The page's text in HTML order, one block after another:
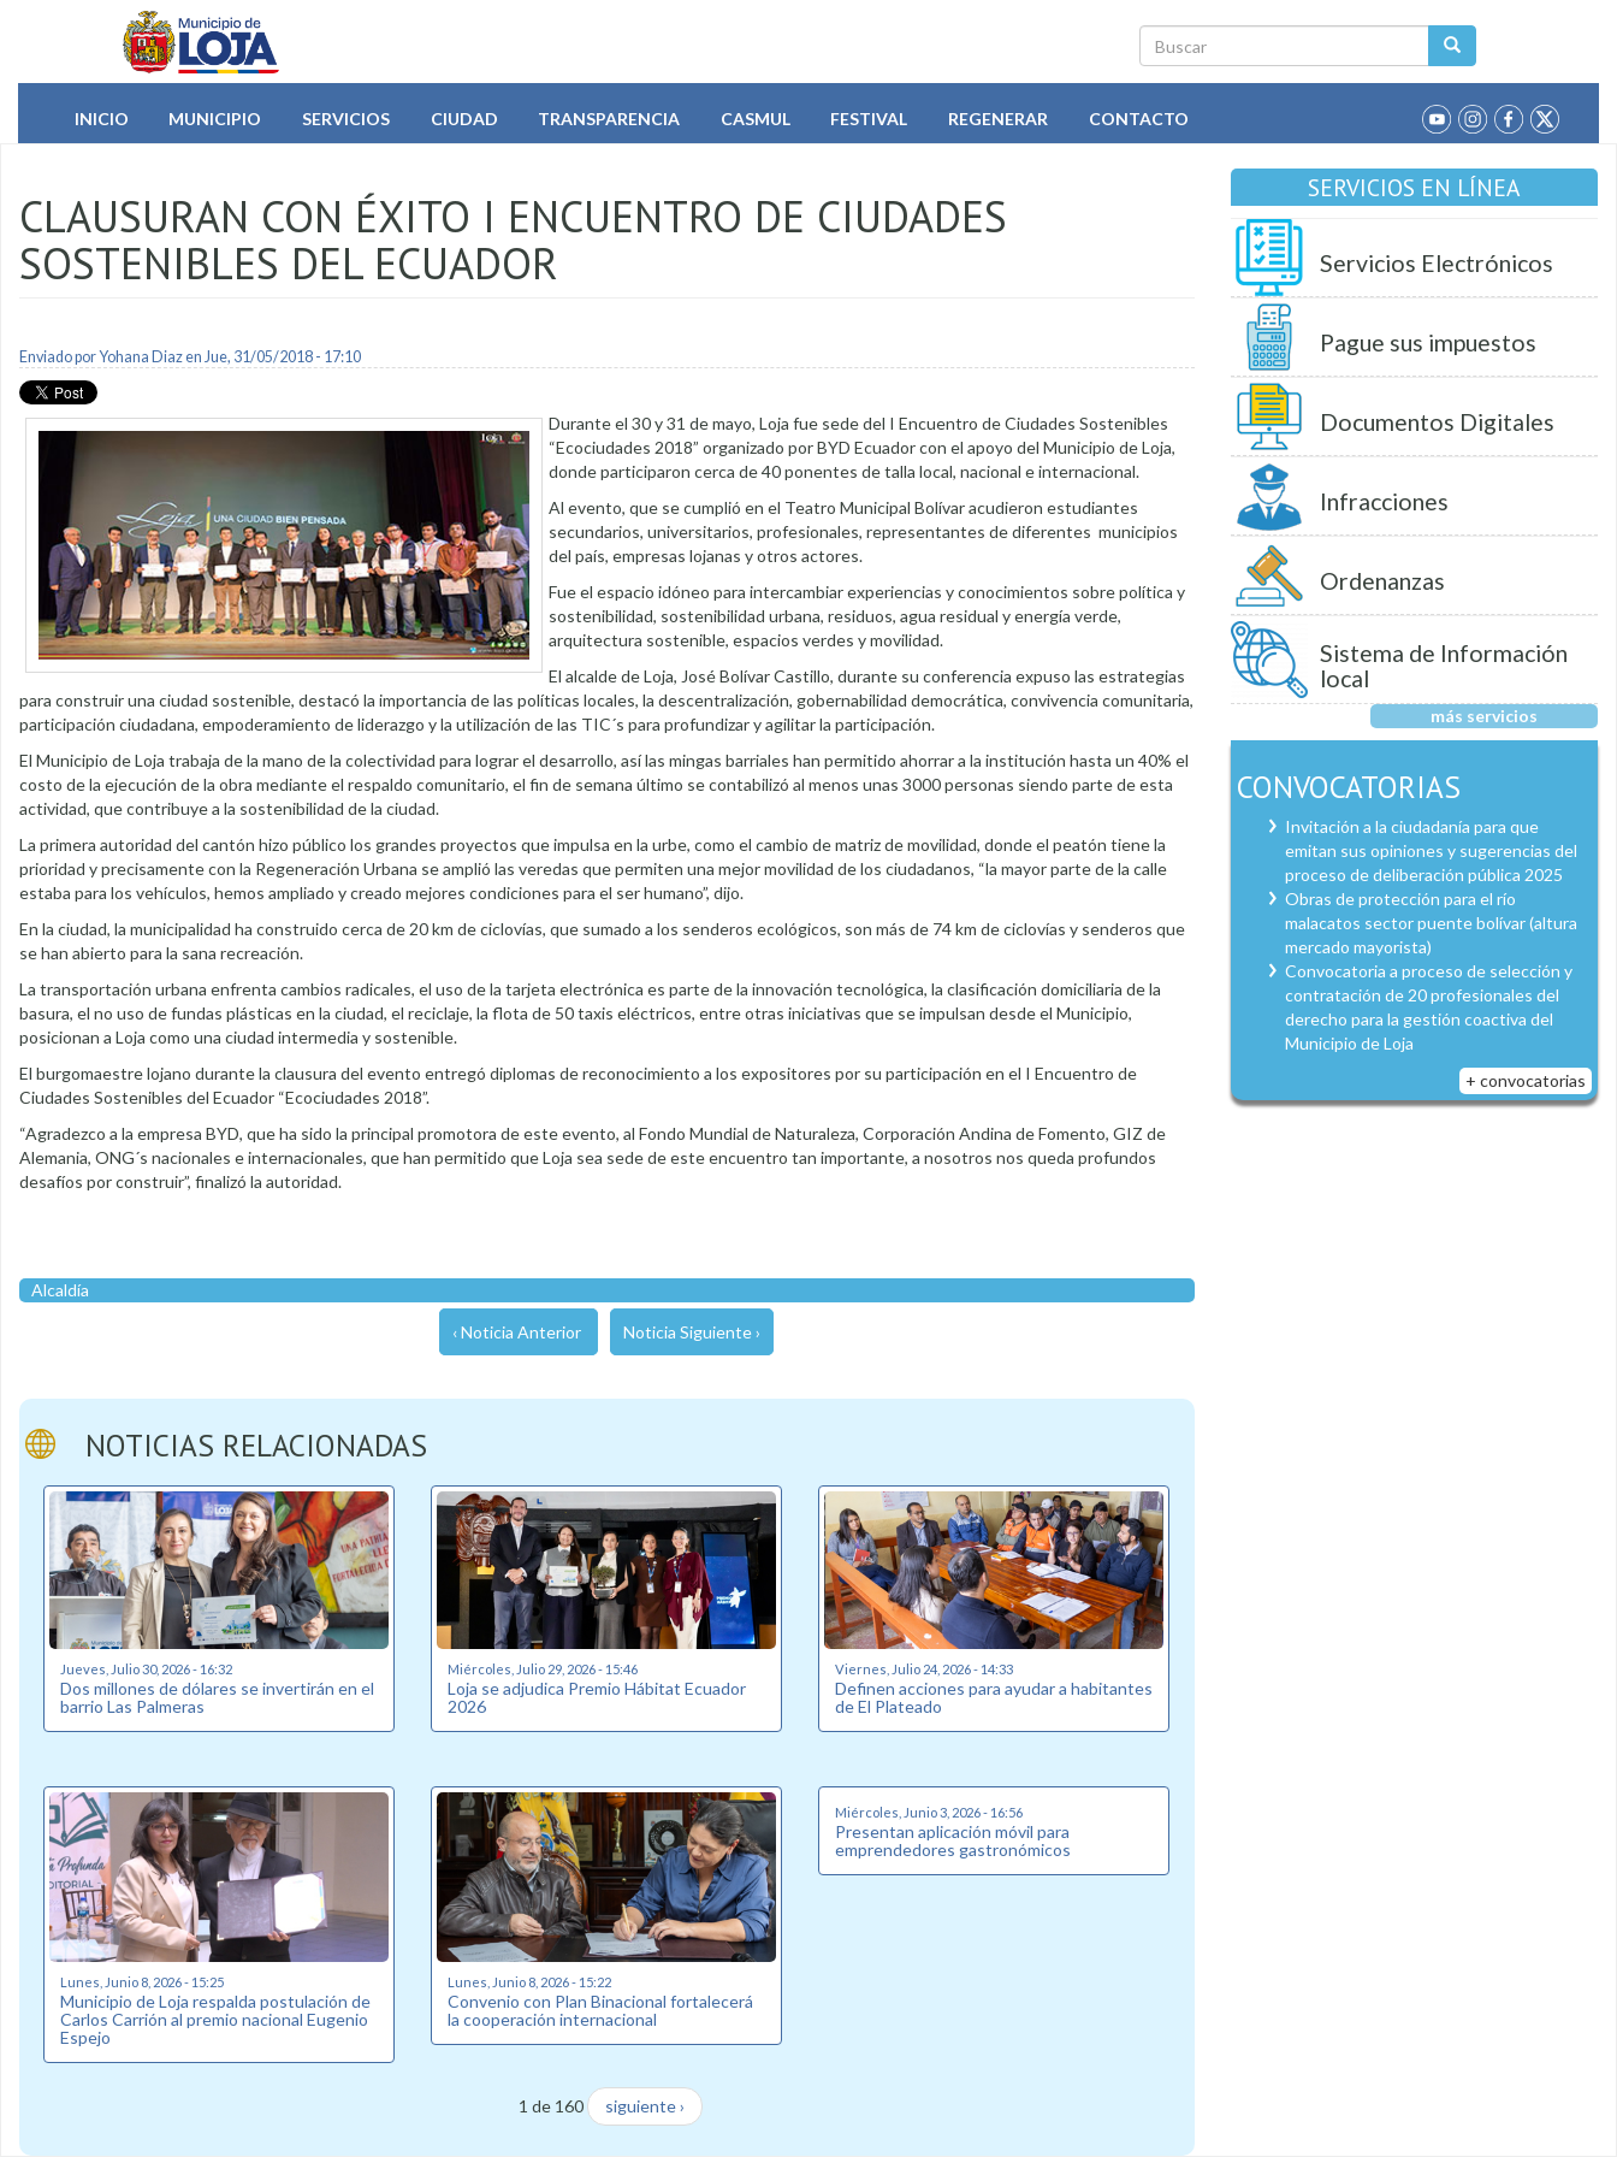
Pasar al contenido principal
Buscar
INICIO
MUNICIPIO SERVICIOS CIUDAD TRANSPARENCIA CASMUL FESTIVAL REGENERAR CONTACTO
CLAUSURAN CON ÉXITO I ENCUENTRO DE CIUDADES
SOSTENIBLES DEL ECUADOR
Enviado porYohana Diazen Jue, 31/05/2018 - 17:10
Durante el 30 y 31 de mayo, Loja fue sede del I Encuentro de Ciudades Sostenibles
“Ecociudades 2018” organizado por BYD Ecuador con el apoyo del Municipio de Loja,
donde participaron cerca de 40 ponentes de talla local, nacional e internacional.
Al evento, que se cumplió en el Teatro Municipal Bolívar acudieron estudiantes
secundarios, universitarios, profesionales, representantes de diferentes municipios
del país, empresas lojanas y otros actores.
Fue el espacio idóneo para intercambiar experiencias y conocimientos sobre política y
sostenibilidad, sostenibilidad urbana, residuos, agua residual y energía verde,
arquitectura sostenible, espacios verdes y movilidad.
El alcalde de Loja, José Bolívar Castillo, durante su conferencia expuso las estrategias
para construir una ciudad sostenible, destacó la importancia de las políticas locales, la descentralización, gobernabilidad democrática, convivencia comunitaria,
participación ciudadana, empoderamiento de liderazgo y la utilización de las TIC´s para profundizar y agilitar la participación.
El Municipio de Loja trabaja de la mano de la colectividad para lograr el desarrollo, así las mingas barriales han permitido ahorrar a la institución hasta un 40% el
costo de la ejecución de la obra mediante el respaldo comunitario, el fin de semana último se contabilizó al menos unas 3000 personas siendo parte de esta
actividad, que contribuye a la sostenibilidad de la ciudad.
La primera autoridad del cantón hizo público los grandes proyectos que impulsa en la urbe, como el cambio de matriz de movilidad, donde el peatón tiene la
prioridad y precisamente con la Regeneración Urbana se amplió las veredas que permiten una mejor movilidad de los ciudadanos, “la mayor parte de la calle
estaba para los vehículos, hemos ampliado y creado mejores condiciones para el ser humano”, dijo.
En la ciudad, la municipalidad ha construido cerca de 20 km de ciclovías, que sumado a los senderos ecológicos, son más de 74 km de ciclovías y senderos que
se han abierto para la sana recreación.
La transportación urbana enfrenta cambios radicales, el uso de la tarjeta electrónica es parte de la innovación tecnológica, la clasificación domiciliaria de la
basura, el no uso de fundas plásticas en la ciudad, el reciclaje, la flota de 50 taxis eléctricos, entre otras iniciativas que se impulsan desde el Municipio,
posicionan a Loja como una ciudad intermedia y sostenible.
El burgomaestre lojano durante la clausura del evento entregó diplomas de reconocimiento a los expositores por su participación en el I Encuentro de
Ciudades Sostenibles del Ecuador “Ecociudades 2018”.
“Agradezco a la empresa BYD, que ha sido la principal promotora de este evento, al Fondo Mundial de Naturaleza, Corporación Andina de Fomento, GIZ de
Alemania, ONG´s nacionales e internacionales, que han permitido que Loja sea sede de este encuentro tan importante, a nosotros nos queda profundos
desafíos por construir”, finalizó la autoridad.
Alcaldía
‹ Noticia Anterior Noticia Siguiente ›
NOTICIAS RELACIONADAS
Jueves, Julio 30, 2026 - 16:32
Dos millones de dólares se invertirán en el
barrio Las Palmeras
Miércoles, Julio 29, 2026 - 15:46
Loja se adjudica Premio Hábitat Ecuador
2026
Viernes, Julio 24, 2026 - 14:33
Definen acciones para ayudar a habitantes
de El Plateado
Lunes, Junio 8, 2026 - 15:25
Municipio de Loja respalda postulación de
Carlos Carrión al premio nacional Eugenio
Espejo
Lunes, Junio 8, 2026 - 15:22
Convenio con Plan Binacional fortalecerá
la cooperación internacional
Miércoles, Junio 3, 2026 - 16:56
Presentan aplicación móvil para
emprendedores gastronómicos
1 de 160 siguiente ›
SERVICIOS EN LÍNEA
Servicios Electrónicos
Pague sus impuestos
Documentos Digitales
Infracciones
Ordenanzas
Sistema de Información
local
más servicios
CONVOCATORIAS
Invitación a la ciudadanía para que
emitan sus opiniones y sugerencias del
proceso de deliberación pública 2025
Obras de protección para el río
malacatos sector puente bolívar (altura
mercado mayorista)
Convocatoria a proceso de selección y
contratación de 20 profesionales del
derecho para la gestión coactiva del
Municipio de Loja
+ convocatorias